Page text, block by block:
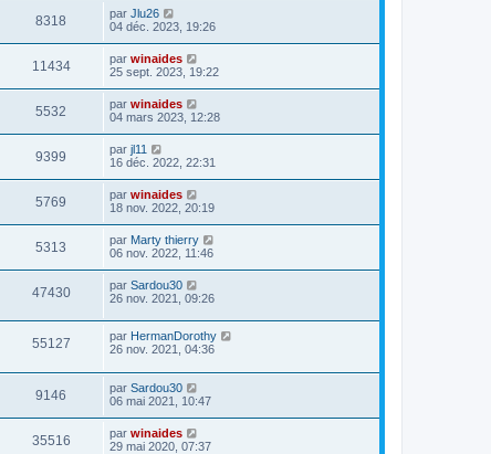
8318 par Jlu26
04 déc. 2023, 19:26
11434 par winaides
25 sept. 2023, 19:22
5532 par winaides
04 mars 2023, 12:28
9399 par jl11
16 déc. 2022, 22:31
5769 par winaides
18 nov. 2022, 20:19
5313 par Marty thierry
06 nov. 2022, 11:46
47430 par Sardou30
26 nov. 2021, 09:26
55127 par HermanDorothy
26 nov. 2021, 04:36
9146 par Sardou30
06 mai 2021, 10:47
35516 par winaides
29 mai 2020, 07:37